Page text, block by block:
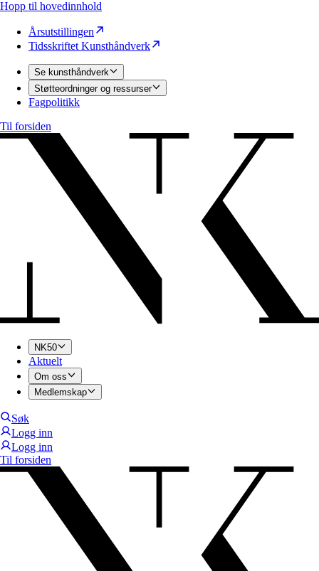
Hopp til hovedinnhold
Årsutstillingen
Tidsskriftet Kunsthåndverk
Se kunsthåndverk
Støtteordninger og ressurser
Fagpolitikk
Til forsiden
NK50
Aktuelt
Om oss
Medlemskap
Søk
Logg inn
Logg inn
Til forsiden